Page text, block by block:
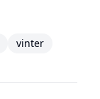
vinter